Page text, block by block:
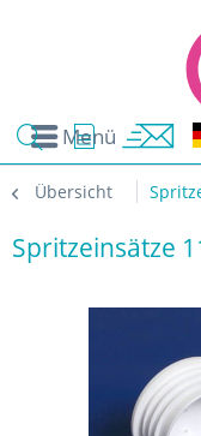
Menü
Übersicht
Spritzeinsätze